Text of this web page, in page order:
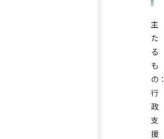
主
た
る
も
の：
行
政
支
援